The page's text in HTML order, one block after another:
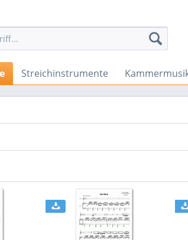
Streichinstrumente